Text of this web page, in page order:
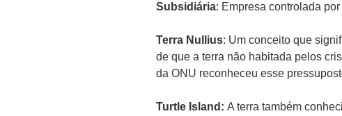
Subsidiária: Empresa controlada
Terra Nullius: Um conceito que
de que a terra não habitada pelos
da ONU reconheceu esse
Turtle Island: A terra também